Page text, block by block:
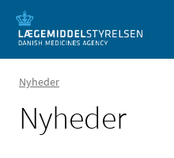
Nyheder
Nyheder